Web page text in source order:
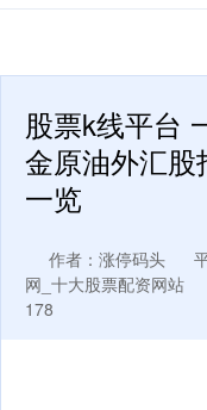
股票k线平台
金原油外汇股
一览
作者：涨停码头
网_十大股票配资网站
178